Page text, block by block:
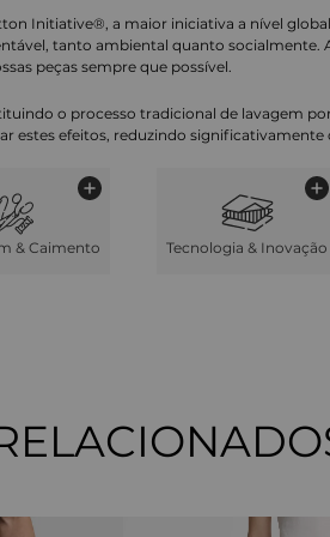
Initiative®, a maior iniciativa a nível
tanto ambiental quanto socialmente.
peças sempre que possível.
o processo tradicional de lavagem
estes efeitos, reduzindo significativamente
& Caimento Tecnologia & Inovação